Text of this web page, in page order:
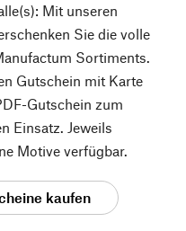
Mit unseren
Sie die volle
Sortiments.
Gutschein mit Karte
Gutschein zum
Einsatz. Jeweils
Motive verfügbar.
kaufen